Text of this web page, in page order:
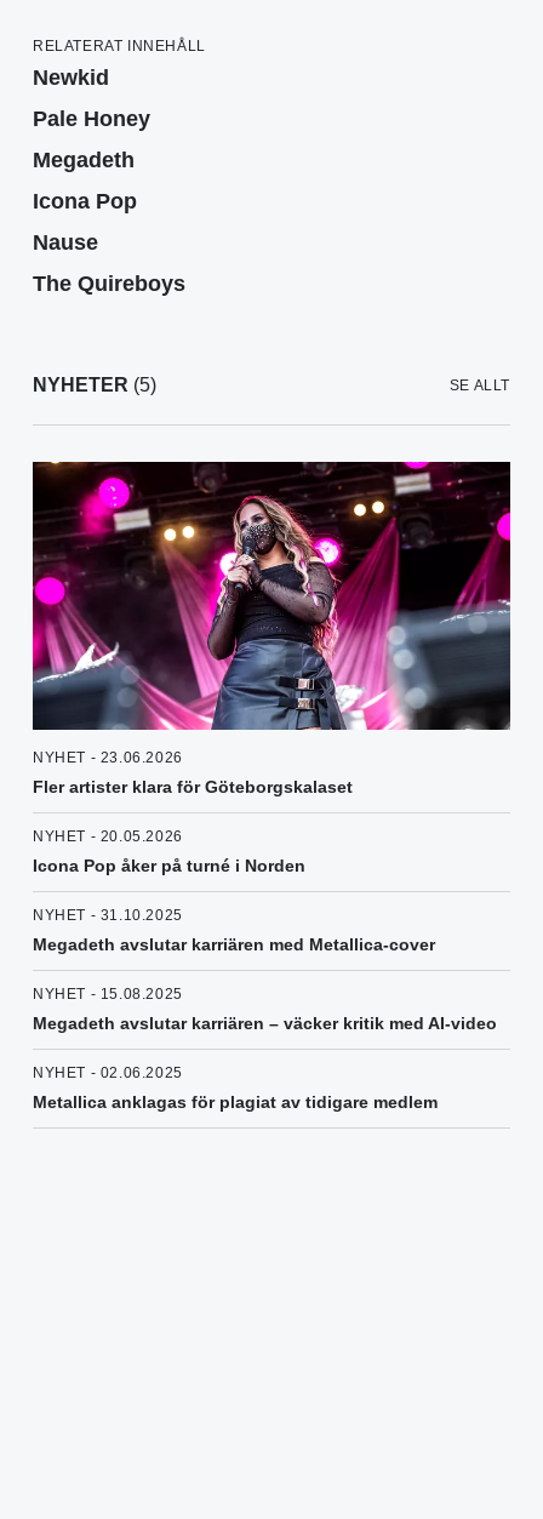
RELATERAT INNEHÅLL
Newkid
Pale Honey
Megadeth
Icona Pop
Nause
The Quireboys
NYHETER (5) SE ALLT
NYHET - 23.06.2026
Fler artister klara för Göteborgskalaset
NYHET - 20.05.2026
Icona Pop åker på turné i Norden
NYHET - 31.10.2025
Megadeth avslutar karriären med Metallica-cover
NYHET - 15.08.2025
Megadeth avslutar karriären – väcker kritik med AI-video
NYHET - 02.06.2025
Metallica anklagas för plagiat av tidigare medlem